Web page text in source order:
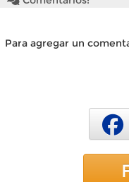
Para agregar un